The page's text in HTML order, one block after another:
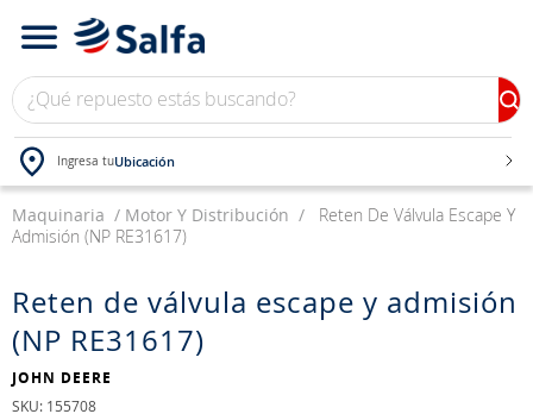
¿Qué repuesto estás buscando?
Ingresa tuUbicación
Maquinaria Motor Y Distribución
Reten De Válvula Escape Y
Admisión (NP RE31617)
Reten de válvula escape y admisión
(NP RE31617)
JOHN DEERE
: 155708
TÉRMINOS MÁS BUSCADOS
2.
neumáticos
3
westlake
4.
yokohama